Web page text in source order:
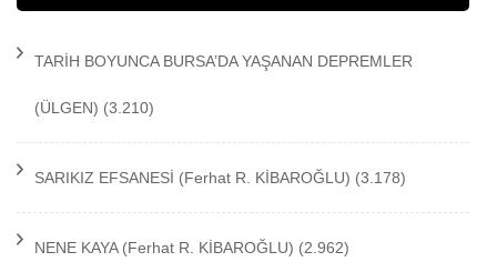
TARİH BOYUNCA BURSA’DA YAŞANAN DEPREMLER
(ÜLGEN) (3.210)
SARIKIZ EFSANESİ (Ferhat R. KİBAROĞLU) (3.178)
NENE KAYA (Ferhat R. KİBAROĞLU) (2.962)